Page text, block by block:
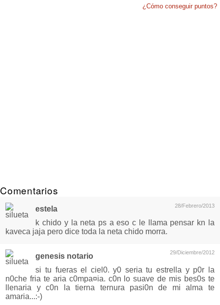
¿Cómo conseguir puntos?
Comentarios
28/Febrero/2013
estela
k chido y la neta ps a eso c le llama pensar kn la
kaveca jaja pero dice toda la neta chido morra.
29/Diciembre/2012
genesis notario
si tu fueras el ciel0. y0 seria tu estrella y p0r la
n0che fria te aria c0mpa¤ia. c0n lo suave de mis bes0s te
llenaria y c0n la tierna ternura pasi0n de mi alma te
amaria...:-)